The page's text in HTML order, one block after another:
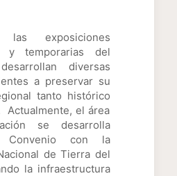
exposiciones
y temporarias del
diversas
a preservar su
tanto histórico
Actualmente, el área
se desarrolla
con la
de Tierra del
la infraestructura